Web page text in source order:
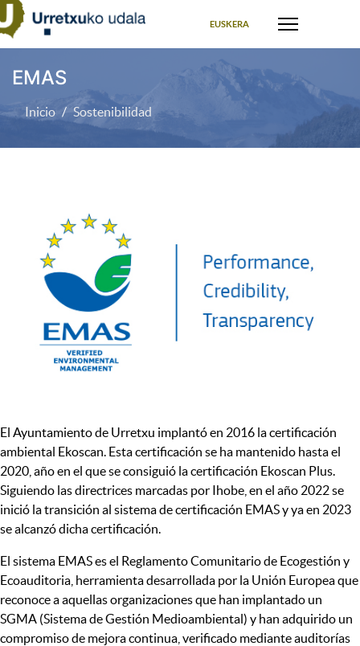
EUSKERA
EMAS
Inicio Sostenibilidad
El Ayuntamiento de Urretxu implantó en 2016 la certificación
ambiental Ekoscan. Esta certificación se ha mantenido hasta el
2020, año en el que se consiguió la certificación Ekoscan Plus.
Siguiendo las directrices marcadas por Ihobe, en el año 2022 se
inició la transición al sistema de certificación EMAS y ya en 2023
se alcanzó dicha certificación.
El sistema EMAS es el Reglamento Comunitario de Ecogestión y
Ecoauditoria, herramienta desarrollada por la Unión Europea que
reconoce a aquellas organizaciones que han implantado un
SGMA (Sistema de Gestión Medioambiental) y han adquirido un
compromiso de mejora continua, verificado mediante auditorías